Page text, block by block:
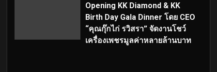
Opening KK Diamond & KK
Birth Day Gala Dinner โดย CEO
“คุณกุ๊กไก่ รวิสรา” จัดงานโชว์
เครื่องเพชรมูลค่าหลายล้านบาท